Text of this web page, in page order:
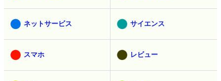
ネットサービス サイエンス
スマホ レビュー